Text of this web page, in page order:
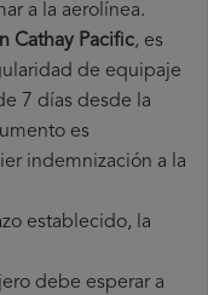
a la aerolínea.
Cathay Pacific, es
de equipaje
7 días desde la
es
indemnización a la
establecido, la
debe esperar a